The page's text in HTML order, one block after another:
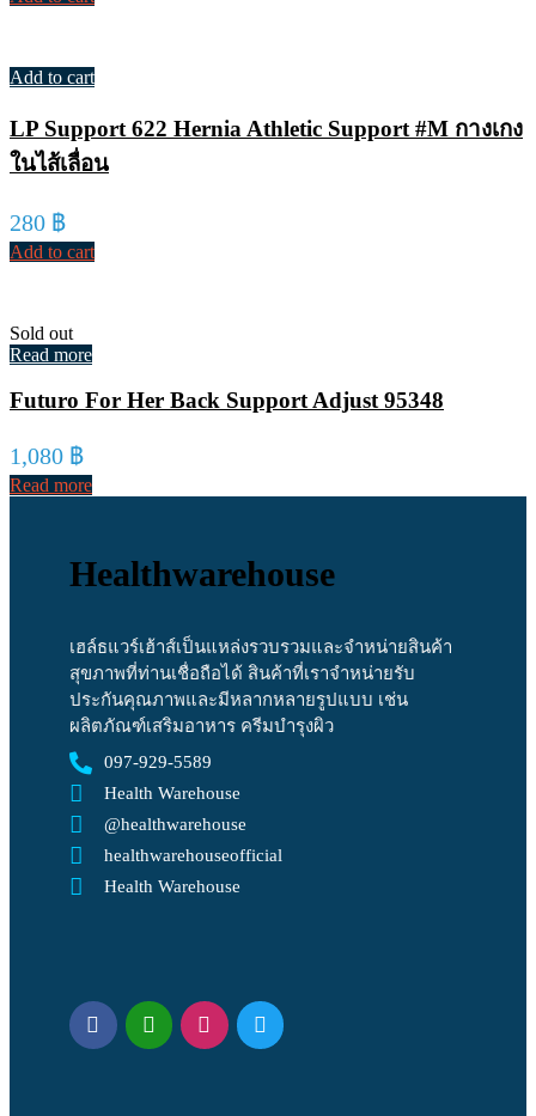
Add to cart
LP Support 622 Hernia Athletic Support #M กางเกง
ในไส้เลื่อน
280 ฿
Add to cart
Sold out
Read more
Futuro For Her Back Support Adjust 95348
1,080 ฿
Read more
Healthwarehouse
เฮล์ธแวร์เฮ้าส์เป็นแหล่งรวบรวมและจำหน่ายสินค้า
สุขภาพที่ท่านเชื่อถือได้ สินค้าที่เราจำหน่ายรับ
ประกันคุณภาพและมีหลากหลายรูปแบบ เช่น
ผลิตภัณฑ์เสริมอาหาร ครีมบำรุงผิว
097-929-5589
Health Warehouse
@healthwarehouse
healthwarehouseofficial
Health Warehouse